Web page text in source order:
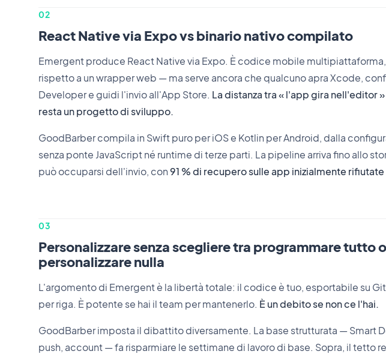
02
React Native via Expo vs binario nativo compilato
Emergent produce React Native via Expo. È codice mobile
rispetto a un wrapper web — ma serve ancora che qualcuno apra Xcode,
Developer e guidi l'invio all'App Store. La distanza tra « l'app gira nell'editor
resta un progetto di sviluppo.
GoodBarber compila in Swift puro per iOS e Kotlin per Android, dalla
senza ponte JavaScript né runtime di terze parti. La pipeline arriva fino allo
può occuparsi dell'invio, con91 % di recupero sulle app inizialmente
03
Personalizzare senza scegliere tra programmare tutto
personalizzare nulla
L'argomento di Emergent è la libertà totale: il codice è tuo, esportabile su
per riga. È potente se hai il team per mantenerlo. È un debito se non ce l'hai.
GoodBarber imposta il dibattito diversamente. La base strutturata — Smart
push, account — fa risparmiare le settimane di lavoro di base. Sopra, il tetto